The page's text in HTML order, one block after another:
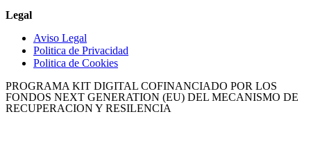
Legal
Aviso Legal
Politica de Privacidad
Politica de Cookies
PROGRAMA KIT DIGITAL COFINANCIADO POR LOS
FONDOS NEXT GENERATION (EU) DEL MECANISMO DE
RECUPERACION Y RESILENCIA